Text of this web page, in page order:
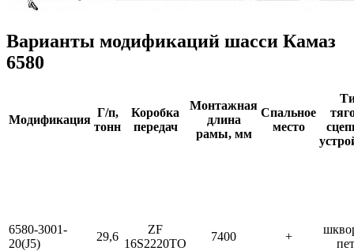
Варианты модификаций шасси Камаз
6580
Модификация
Г/п,
тонн
Коробка
передач
Монтажная
длина
рамы, мм
Спальное
место
6580-3001-
20(J5)
29,6
ZF
16S2220TO
7400 +